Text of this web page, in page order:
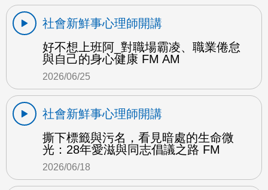
社會新鮮事心理師開講
好不想上班阿_對職場霸凌、職業倦怠
與自己的身心健康 FM AM
2026/06/25
社會新鮮事心理師開講
撕下標籤與污名，看見暗處的生命微
光：28年愛滋與同志倡議之路 FM
2026/06/18